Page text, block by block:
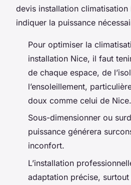
devis installation
indiquer la puissance
Pour optimiser la
installation Nice, il faut
de chaque espace, de
l’ensoleillement,
doux comme celui de Nice.
Sous-dimensionner ou
puissance générera
inconfort.
L’installation
adaptation précise,